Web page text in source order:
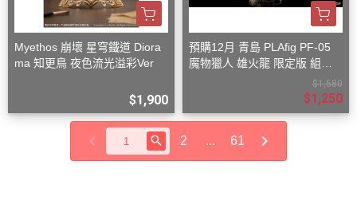
Myethos 崩壞 星穹鐵道 Diora
ma 知更鳥 夜色流光溢彩Ver
$1,900
預購12月 青島 PLAfig PF-05
魔物獵人 雄火龍 限定版 組裝
$1,580
$1,250
2 ... 61